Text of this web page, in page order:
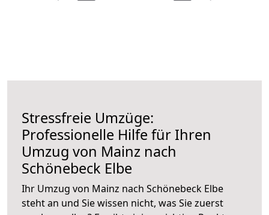
Stressfreie Umzüge:
Professionelle Hilfe für Ihren
Umzug von Mainz nach
Schönebeck Elbe
Ihr Umzug von Mainz nach Schönebeck Elbe
steht an und Sie wissen nicht, was Sie zuerst